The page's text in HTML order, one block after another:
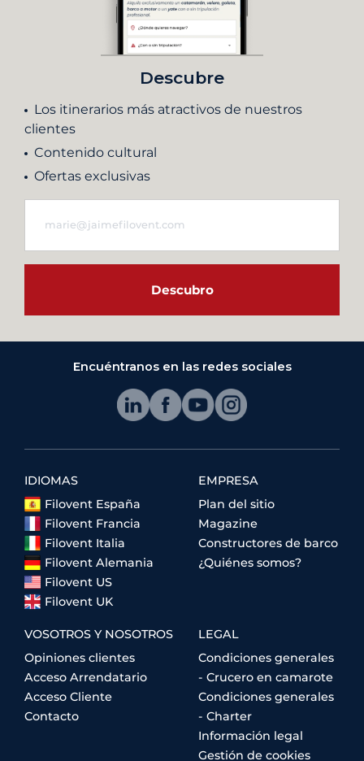
Descubre
Los itinerarios más atractivos de nuestros
clientes
Contenido cultural
Ofertas exclusivas
Descubro
Encuéntranos en las redes sociales
IDIOMAS
Filovent España
Filovent Francia
Filovent Italia
Filovent Alemania
Filovent US
Filovent UK
EMPRESA
Plan del sitio
Magazine
Constructores de barco
¿Quiénes somos?
VOSOTROS Y NOSOTROS
Opiniones clientes
Acceso Arrendatario
Acceso Cliente
Contacto
LEGAL
Condiciones generales
- Crucero en camarote
Condiciones generales
- Charter
Información legal
Gestión de cookies